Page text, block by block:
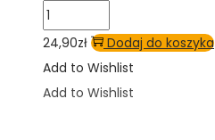
24,90zł
Dodaj do koszyka
Add to Wishlist
Add to Wishlist